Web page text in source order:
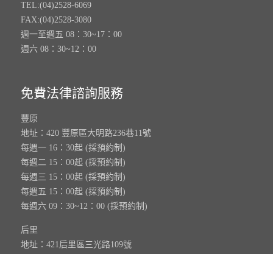
TEL:(04)2528-6069
FAX:(04)2528-3080
週一至週五 08：30~17：00
週六 08：30~12：00
免費法律諮詢服務
豐原
地址：420 豐原區大明路236巷11號
每週一 16：30起 (採預約制)
每週二 15：00起 (採預約制)
每週三 15：00起 (採預約制)
每週五 15：00起 (採預約制)
每週六 09：30~12：00 (採預約制)
后里
地址：421后里區三光路109號